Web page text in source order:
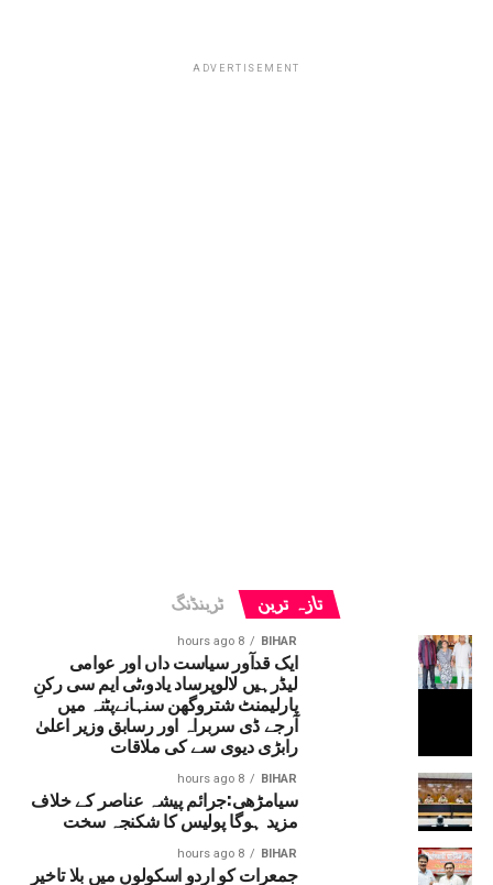
ADVERTISEMENT
تازہ ترین ٹرینڈنگ
BIHAR
8 hours ago
ایک قدآور سیاست داں اور عوامی
لیڈرہیں لالوپرساد یادو،ٹی ایم سی رکنِ
پارلیمنٹ شتروگھن سنہانےپٹنہ میں
آرجے ڈی سربراہ اور رسابق وزیر اعلیٰ
رابڑی دیوی سے کی ملاقات
BIHAR
8 hours ago
سیامڑھی:جرائم پیشہ عناصر کے خلاف
مزید ہوگا پولیس کا شکنجہ سخت
BIHAR
8 hours ago
جمعرات کو اردو اسکولوں میں بلا تاخیر